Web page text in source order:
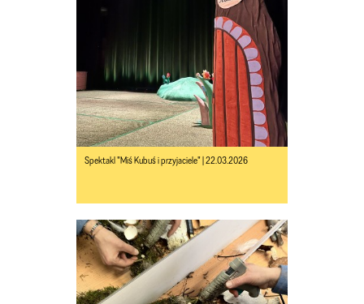
Spektakl "Miś Kubuś i przyjaciele" | 22.03.2026